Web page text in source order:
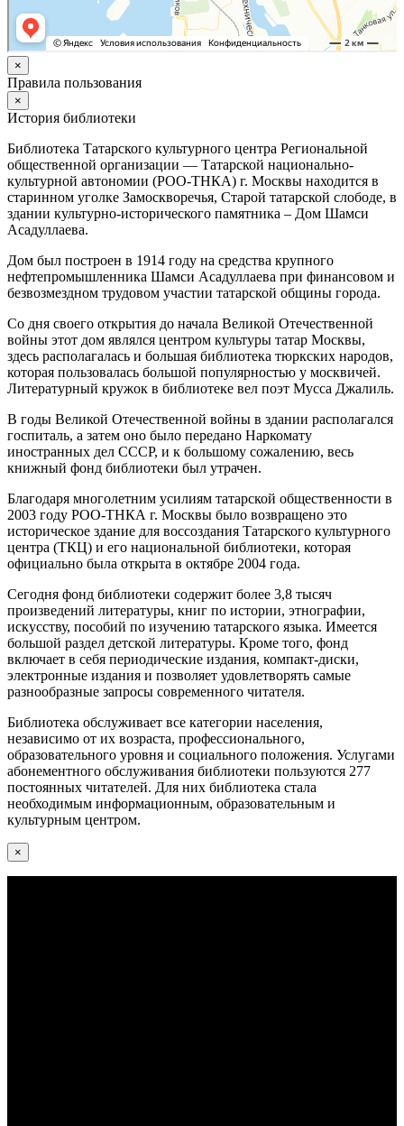
×
Правила пользования
×
История библиотеки
Библиотека Татарского культурного центра Региональной
общественной организации — Татарской национально-
культурной автономии (РОО-ТНКА) г. Москвы находится в
старинном уголке Замоскворечья, Старой татарской слободе, в
здании культурно-исторического памятника – Дом Шамси
Асадуллаева.
Дом был построен в 1914 году на средства крупного
нефтепромышленника Шамси Асадуллаева при финансовом и
безвозмездном трудовом участии татарской общины города.
Со дня своего открытия до начала Великой Отечественной
войны этот дом являлся центром культуры татар Москвы,
здесь располагалась и большая библиотека тюркских народов,
которая пользовалась большой популярностью у москвичей.
Литературный кружок в библиотеке вел поэт Мусса Джалиль.
В годы Великой Отечественной войны в здании располагался
госпиталь, а затем оно было передано Наркомату
иностранных дел СССР, и к большому сожалению, весь
книжный фонд библиотеки был утрачен.
Благодаря многолетним усилиям татарской общественности в
2003 году РОО-ТНКА г. Москвы было возвращено это
историческое здание для воссоздания Татарского культурного
центра (ТКЦ) и его национальной библиотеки, которая
официально была открыта в октябре 2004 года.
Сегодня фонд библиотеки содержит более 3,8 тысяч
произведений литературы, книг по истории, этнографии,
искусству, пособий по изучению татарского языка. Имеется
большой раздел детской литературы. Кроме того, фонд
включает в себя периодические издания, компакт-диски,
электронные издания и позволяет удовлетворять самые
разнообразные запросы современного читателя.
Библиотека обслуживает все категории населения,
независимо от их возраста, профессионального,
образовательного уровня и социального положения. Услугами
абонементного обслуживания библиотеки пользуются 277
постоянных читателей. Для них библиотека стала
необходимым информационным, образовательным и
культурным центром.
×